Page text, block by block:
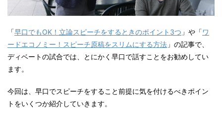
「早口でもOK！立論スピーチをするときのポイント3つ 」や「ワ
ードエコノミー！スピーチ原稿をスリムにする方法 」の記事で、
ディベートの試合では、とにかく早口で話すことをお勧めしてい
ます。
今回は、早口でスピーチをすること前提に気を付けるべきポイン
トをいくつか紹介していきます。